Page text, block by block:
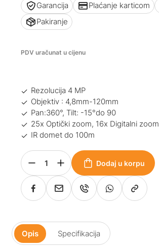
Garancija Plaćanje karticom
Pakiranje
PDV uračunat u cijenu
Rezolucija 4 MP
Objektiv : 4,8mm-120mm
Pan:360°, Tilt: -15°do 90
25x Optički zoom, 16x Digitalni zoom
IR domet do 100m
Dodaj u korpu
Opis Specifikacija